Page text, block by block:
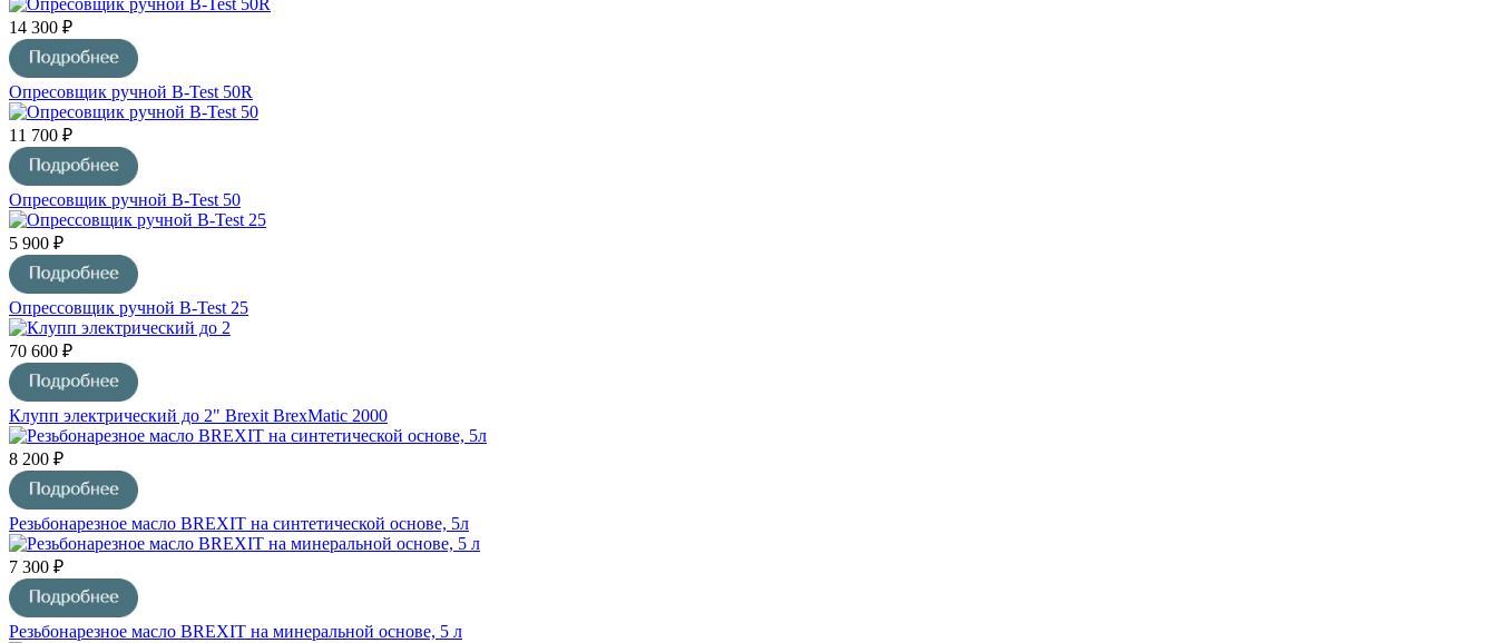
14 300 ₽
Опресовщик ручной B-Test 50R
11 700 ₽
Опресовщик ручной B-Test 50
5 900 ₽
Опрессовщик ручной B-Test 25
70 600 ₽
Клупп электрический до 2" Brexit BrexMatic 2000
8 200 ₽
Резьбонарезное масло BREXIT на синтетической основе, 5л
7 300 ₽
Резьбонарезное масло BREXIT на минеральной основе, 5 л